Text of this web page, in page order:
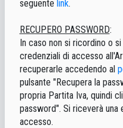
seguente link.
RECUPERO PASSWORD:
In caso non si ricordino o
credenziali di accesso
recuperarle accedendo al
pulsante "Recupera la
propria Partita Iva, quindi
password". Si riceverà
accesso.